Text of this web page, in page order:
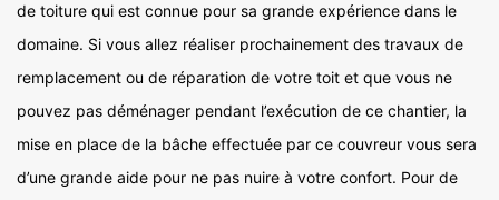
de toiture qui est connue pour sa grande expérience dans le
domaine. Si vous allez réaliser prochainement des travaux de
remplacement ou de réparation de votre toit et que vous ne
pouvez pas déménager pendant l’exécution de ce chantier, la
mise en place de la bâche effectuée par ce couvreur vous sera
d’une grande aide pour ne pas nuire à votre confort. Pour de